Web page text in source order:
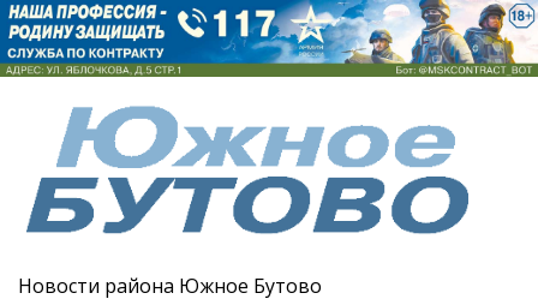
Новости района Южное Бутово